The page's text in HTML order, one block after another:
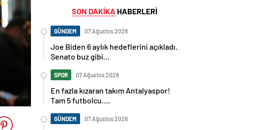
SON DAKİKA HABERLERİ
GÜNDEM 07 Ağustos 2026
Joe Biden 6 aylık hedeflerini açıkladı.
Senato buz gibi…
SPOR 07 Ağustos 2026
En fazla kızaran takım Antalyaspor!
Tam 5 futbolcu….
GÜNDEM 07 Ağustos 2026